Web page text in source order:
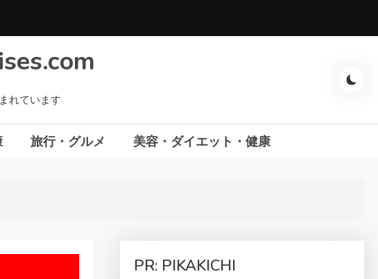
れています
旅行・グルメ 美容・ダイエット・健康
PR: PIKAKICHI